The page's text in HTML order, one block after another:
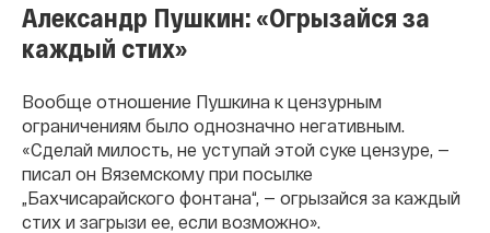
Александр Пушкин: «Огрызайся за
каждый стих»
Вообще отношение Пушкина к цензурным
ограничениям было однозначно негативным.
«Сделай милость, не уступай этой суке цензуре, —
писал он Вяземскому при посылке
„Бахчисарайского фонтана“, — огрызайся за каждый
стих и загрызи ее, если возможно».